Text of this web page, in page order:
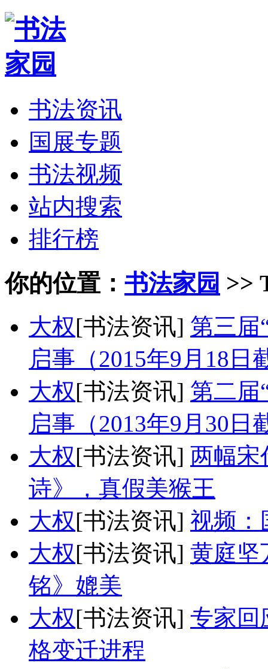
书法资讯
国展专题
书法视频
站内搜索
排行榜
你的位置： 书法家园 >>
大权[书法资讯] 第三届
启事（2015年9月18日
大权[书法资讯] 第二届
启事（2013年9月30日
大权[书法资讯] 两幅宋
诗》，真假美猴王
大权[书法资讯] 视频
大权[书法资讯] 黄庭坚
铭》媲美
大权[书法资讯] 专家回
格变迁进程